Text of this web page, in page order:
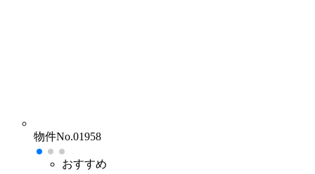
物件No.01958
おすすめ